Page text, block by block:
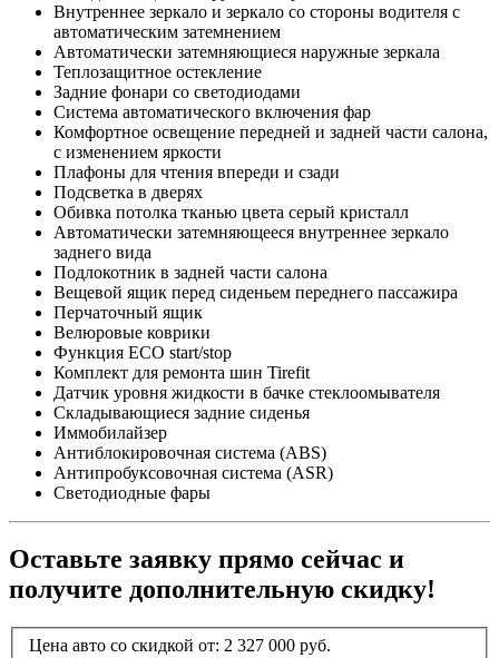
Внутреннее зеркало и зеркало со стороны водителя с
автоматическим затемнением
Автоматически затемняющиеся наружные зеркала
Теплозащитное остекление
Задние фонари со светодиодами
Система автоматического включения фар
Комфортное освещение передней и задней части салона,
с изменением яркости
Плафоны для чтения впереди и сзади
Подсветка в дверях
Обивка потолка тканью цвета серый кристалл
Автоматически затемняющееся внутреннее зеркало
заднего вида
Подлокотник в задней части салона
Вещевой ящик перед сиденьем переднего пассажира
Перчаточный ящик
Велюровые коврики
Функция ECO start/stop
Комплект для ремонта шин Tirefit
Датчик уровня жидкости в бачке стеклоомывателя
Складывающиеся задние сиденья
Иммобилайзер
Антиблокировочная система (ABS)
Антипробуксовочная система (ASR)
Светодиодные фары
Оставьте заявку прямо сейчас и
получите дополнительную скидку!
Цена авто со скидкой от: 2 327 000 руб.